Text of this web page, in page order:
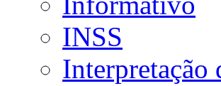
INSS
Interpretação